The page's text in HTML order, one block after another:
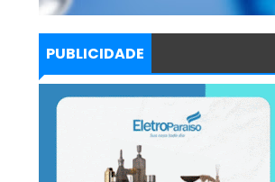
PUBLICIDADE